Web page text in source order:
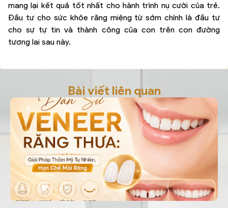
mang lại kết quả tốt nhất cho hành trình nụ cười của trẻ.
Đầu tư cho sức khỏe răng miệng từ sớm chính là đầu tư
cho sự tự tin và thành công của con trên con đường
tương lai sau này.
Bài viết liên quan